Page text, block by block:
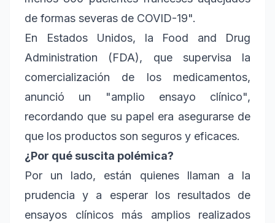
de formas severas de COVID-19".
En Estados Unidos, la Food and Drug
Administration (FDA), que supervisa la
comercialización de los medicamentos,
anunció un "amplio ensayo clínico",
recordando que su papel era asegurarse de
que los productos son seguros y eficaces.
¿Por qué suscita polémica?
Por un lado, están quienes llaman a la
prudencia y a esperar los resultados de
ensayos clínicos más amplios realizados